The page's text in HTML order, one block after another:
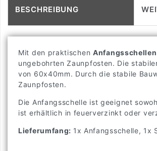
BESCHREIBUNG
Mit den praktischen Anfangsschellen
ungebohrten Zaunpfosten. Die
von 60x40mm. Durch die stabile
Zaunpfosten.
Die Anfangsschelle ist geeignet
ist erhältlich in feuerverzinkt oder
Lieferumfang: 1x Anfangsschelle, 1x